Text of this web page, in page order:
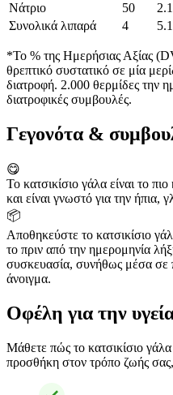
Νάτριο
50
Συνολικά λιπαρά
4
*Το % της Ημερήσιας Αξίας
θρεπτικό συστατικό σε μία
διατροφή. 2.000 θερμίδες την
διατροφικές συμβουλές.
Γεγονότα &
😋
Το κατσικίσιο γάλα είναι το
και είναι γνωστό για την ήπια,
📦
Αποθηκεύστε το κατσικίσιο
το πριν από την ημερομηνία
συσκευασία, συνήθως μέσα σε
άνοιγμα.
Οφέλη για την
Μάθετε πώς το κατσικίσιο γάλα
προσθήκη στον τρόπο ζωής